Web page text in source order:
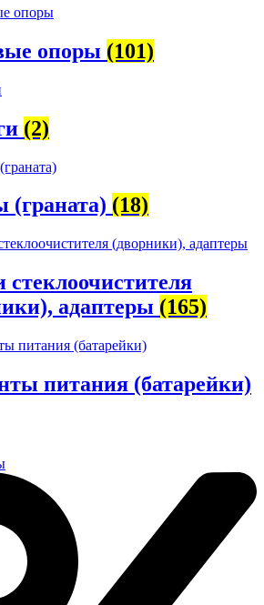
опоры (101)
(2)
(18)
адаптеры (165)
питания (батарейки)